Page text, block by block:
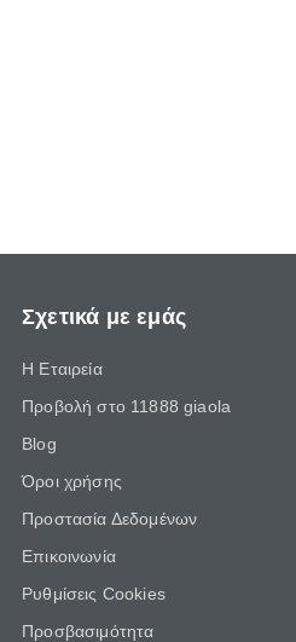
Σχετικά με εμάς
Η Εταιρεία
Προβολή στο 11888 giaola
Blog
Όροι χρήσης
Προστασία Δεδομένων
Επικοινωνία
Ρυθμίσεις Cookies
Προσβασιμότητα